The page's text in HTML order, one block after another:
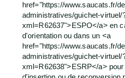
href="https://www.saucats.fr/
administratives/guichet-virtuel/
xml=R62637">ESPO</a> en
d'orientation ou dans un <a
href="https://www.saucats.fr/
administratives/guichet-virtuel/
xml=R62638">ESRP</a>